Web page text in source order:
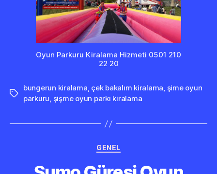
Oyun Parkuru Kiralama Hizmeti 0501 210
22 20
Etiketler
bungerun kiralama, çek bakalım kiralama, şime oyun
parkuru, şişme oyun parkı kiralama
Kategoriler
GENEL